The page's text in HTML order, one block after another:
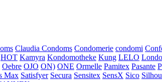
Claudia Condoms Condomerie condomi
HOT Kamyra Kondomotheke Kung LELO
Oebre OJO ON) ONE Ormelle Pamitex Pasante
Max Satisfyer Secura Sensitex SensX Sico